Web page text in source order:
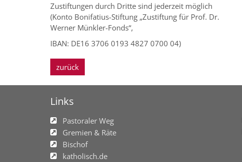
Zustiftungen durch Dritte sind jederzeit möglich
(Konto Bonifatius-Stiftung „Zustiftung für Prof. Dr.
Werner Münkler-Fonds“,
IBAN: DE16 3706 0193 4827 0700 04)
zurück
Links
Pastoraler Weg
Gremien & Räte
Bischof
katholisch.de